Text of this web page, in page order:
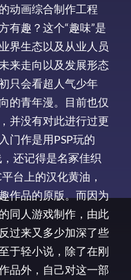
动画综合制作工程
有趣？这个“趣味”是
界生态以及从业人员
来走向以及发展形态
只会看超人气少年
的青年漫。目前也仅
并没有对此进行过更
门作是用PSP玩的
还记得是名冢佳织
台上的汉化黄油，
作品的原版。而因为
同人游戏制作，由此
过来又多少加深了些
于轻小说，除了在刚
品外，自己对这一部